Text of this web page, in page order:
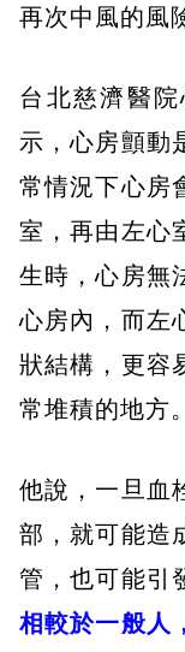
再次中風的風
台北慈濟醫
示，心房顫動
常情況下心房
室，再由左心
生時，心房無
心房內，而左
狀結構，更容
常堆積的地方。
他說，一旦血
部，就可能造
管，也可能引
相較於一般人